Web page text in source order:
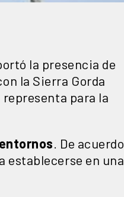
la presencia de
la Sierra Gorda
para la
. De acuerdo
establecerse en una